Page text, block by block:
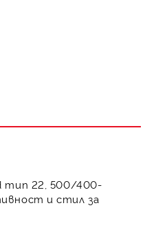
тип 22, 500/400-
и стил за